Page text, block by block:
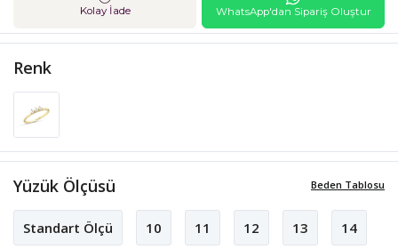
Kolay İade WhatsApp'dan Sipariş Oluştur
Renk
Beden Tablosu
Yüzük Ölçüsü
Standart Ölçü 10 11 12 13 14